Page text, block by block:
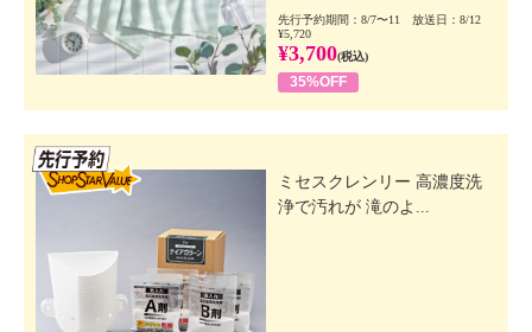
先行予約期間：8/7〜11 放送日：8/12
¥5,720
¥3,700(税込)
35%OFF
ミセスクレンリー 高濃度洗
浄で汚れが 滝のよ...